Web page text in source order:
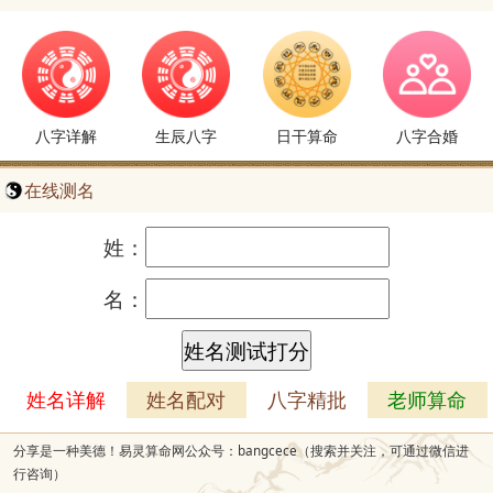
八字详解 生辰八字 日干算命 八字合婚
在线测名
姓：
名：
姓名详解 姓名配对 八字精批 老师算命
分享是一种美德！易灵算命网公众号：bangcece（搜索并关注，可通过微信进
行咨询）